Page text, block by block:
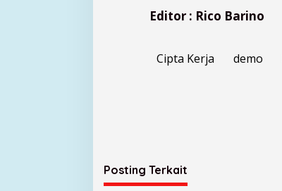
Editor : Rico Barino
Cipta Kerja demo
Posting Terkait